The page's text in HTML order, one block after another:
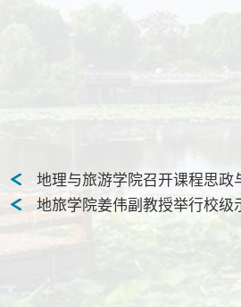
地理与旅游学院召开课程思
地旅学院姜伟副教授举行校级